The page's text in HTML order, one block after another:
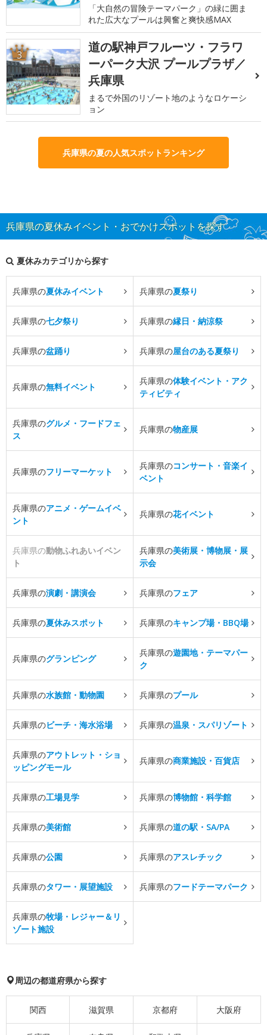
「大自然の冒険テーマパーク」の緑に囲ま
れた広大なプールは興奮と爽快感MAX
3
道の駅神戸フルーツ・フラワ
ーパーク大沢 プールプラザ／
兵庫県
まるで外国のリゾート地のようなロケーシ
ョン
兵庫県の夏の人気スポットランキング
兵庫県の夏休みイベント・おでかけスポットを探す
夏休みカテゴリから探す
兵庫県の夏休みイベント 兵庫県の夏祭り
兵庫県の七夕祭り 兵庫県の縁日・納涼祭
兵庫県の盆踊り 兵庫県の屋台のある夏祭り
兵庫県の無料イベント
兵庫県の体験イベント・アク
ティビティ
兵庫県のグルメ・フードフェ
ス
兵庫県の物産展
兵庫県のフリーマーケット
兵庫県のコンサート・音楽イ
ベント
兵庫県のアニメ・ゲームイベ
ント
兵庫県の花イベント
兵庫県の動物ふれあいイベン
ト
兵庫県の美術展・博物展・展
示会
兵庫県の演劇・講演会 兵庫県のフェア
兵庫県の夏休みスポット 兵庫県のキャンプ場・BBQ場
兵庫県のグランピング
兵庫県の遊園地・テーマパー
ク
兵庫県の水族館・動物園 兵庫県のプール
兵庫県のビーチ・海水浴場 兵庫県の温泉・スパリゾート
兵庫県のアウトレット・ショ
ッピングモール
兵庫県の商業施設・百貨店
兵庫県の工場見学 兵庫県の博物館・科学館
兵庫県の美術館 兵庫県の道の駅・SA/PA
兵庫県の公園 兵庫県のアスレチック
兵庫県のタワー・展望施設 兵庫県のフードテーマパーク
兵庫県の牧場・レジャー＆リ
ゾート施設
周辺の都道府県から探す
関西 滋賀県 京都府 大阪府